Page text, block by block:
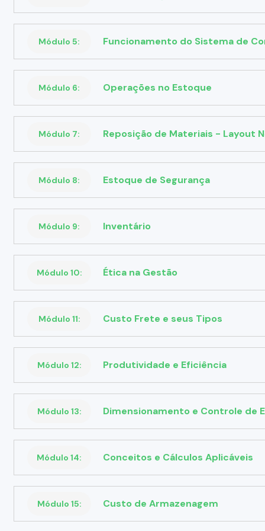
Módulo 5: Funcionamento do Sistema de
Módulo 6: Operações no Estoque
Módulo 7: Reposição de Materiais - Layout
Módulo 8: Estoque de Segurança
Módulo 9: Inventário
Módulo 10: Ética na Gestão
Módulo 11: Custo Frete e seus Tipos
Módulo 12: Produtividade e Eficiência
Módulo 13: Dimensionamento e Controle de
Módulo 14: Conceitos e Cálculos Aplicáveis
Módulo 15: Custo de Armazenagem